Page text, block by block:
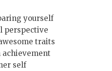
yourself
perspective
traits
achievement
self